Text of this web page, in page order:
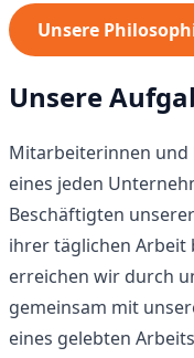
Unsere
Unsere
Mitarbeiterinnen und
eines jeden
Beschäftigten
ihrer täglichen Arbeit
erreichen wir durch
gemeinsam mit
eines gelebten